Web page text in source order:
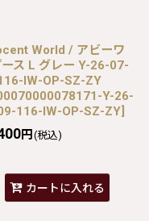
World / アビーワ
ース L グレー Y-26-07-
IW-OP-SZ-ZY
Y-26-
116-IW-OP-SZ-ZY]
円 (税込)
カートに入れる